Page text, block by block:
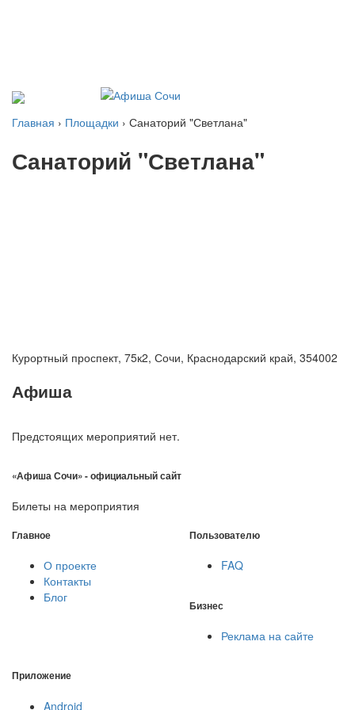
Главная › Площадки › Санаторий "Светлана"
Санаторий "Светлана"
Курортный проспект, 75к2, Сочи, Краснодарский край, 354002
Афиша
Предстоящих мероприятий нет.
«Афиша Сочи» - официальный сайт
Билеты на мероприятия
Главное
О проекте
Контакты
Блог
Пользователю
FAQ
Бизнес
Реклама на сайте
Приложение
Android